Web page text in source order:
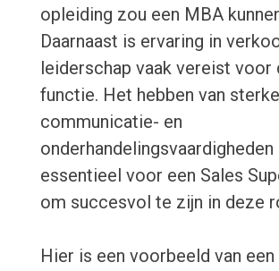
opleiding zou een MBA
Daarnaast is ervaring in
leiderschap vaak vereist voor
functie. Het hebben van sterke
communicatie- en
essentieel voor een Sales
om succesvol te zijn in deze
Hier is een voorbeeld van een